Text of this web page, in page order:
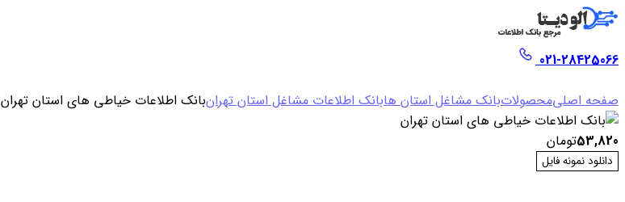
021-28425066
صفحه اصلیمحصولاتبانک مشاغل استان هابانک اطلاعات مشاغل استان تهرانبانک اطلاعات خیاطی های استان تهران
53,820تومان
دانلود نمونه فایل